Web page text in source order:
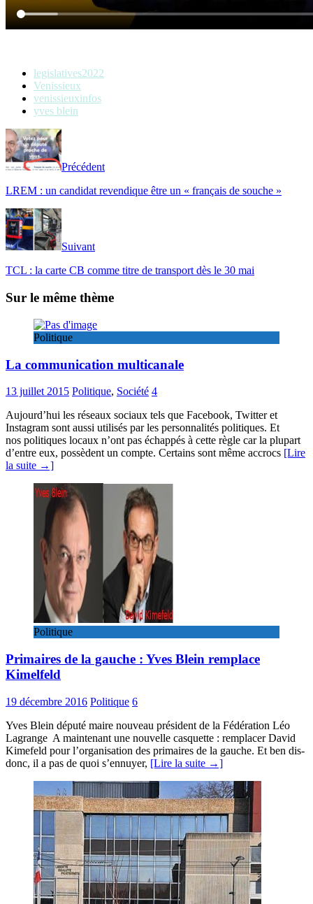
legislatives2022
Venissieux
venissieuxinfos
yves blein
Précédent
LREM : un candidat revendique être un « français de souche »
Suivant
TCL : la carte CB comme titre de transport dès le 30 mai
Sur le même thème
Politique
La communication multicanale
13 juillet 2015 Politique, Société 4
Aujourd’hui les réseaux sociaux tels que Facebook, Twitter et
Instagram sont aussi utilisés par les personnalités politiques. Et
nos politiques locaux n’ont pas échappés à cette règle car la plupart
d’entre eux, possèdent un compte. Certains sont même accrocs [Lire
la suite →]
Politique
Primaires de la gauche : Yves Blein remplace
Kimelfeld
19 décembre 2016 Politique 6
Yves Blein député maire nouveau président de la Fédération Léo
Lagrange A maintenant une nouvelle casquette : remplacer David
Kimefeld pour l’organisation des primaires de la gauche. Et ben dis-
donc, il a pas de quoi s’ennuyer, [Lire la suite →]